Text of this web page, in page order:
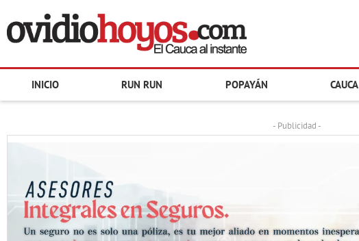
INICIO RUN RUN POPAYÁN CAUCA
- Publicidad -